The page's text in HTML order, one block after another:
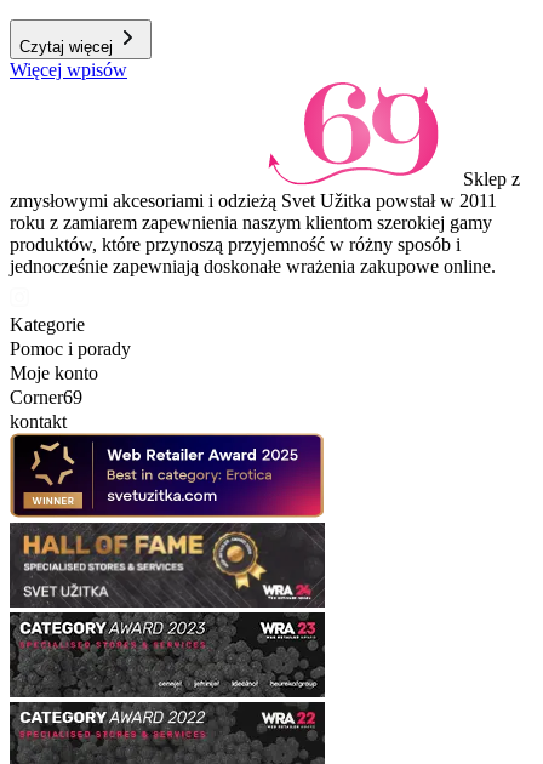
Czytaj więcej
Więcej wpisów
Sklep z
zmysłowymi akcesoriami i odzieżą Svet Užitka powstał w 2011
roku z zamiarem zapewnienia naszym klientom szerokiej gamy
produktów, które przynoszą przyjemność w różny sposób i
jednocześnie zapewniają doskonałe wrażenia zakupowe online.
Kategorie
Pomoc i porady
Moje konto
Corner69
kontakt